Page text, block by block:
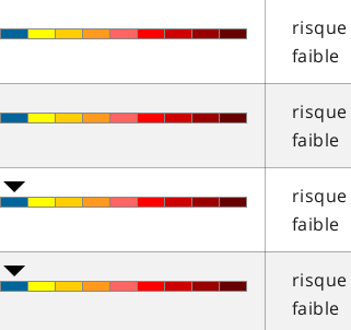
risque
faible
risque
faible
risque
faible
risque
faible